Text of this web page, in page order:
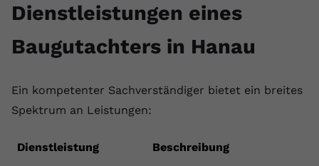
Dienstleistungen eines
Baugutachters in Hanau
Ein kompetenter Sachverständiger bietet ein breites
Spektrum an Leistungen:
Dienstleistung Beschreibung